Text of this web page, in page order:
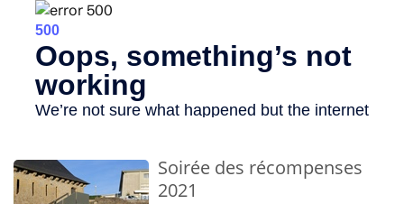
Soirée des récompenses
2021